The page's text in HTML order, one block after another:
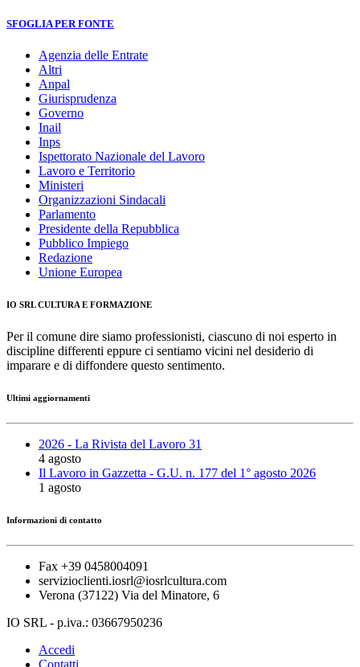
SFOGLIA PER FONTE
Agenzia delle Entrate
Altri
Anpal
Giurisprudenza
Governo
Inail
Inps
Ispettorato Nazionale del Lavoro
Lavoro e Territorio
Ministeri
Organizzazioni Sindacali
Parlamento
Presidente della Repubblica
Pubblico Impiego
Redazione
Unione Europea
IO SRL CULTURA E FORMAZIONE
Per il comune dire siamo professionisti, ciascuno di noi esperto in
discipline differenti eppure ci sentiamo vicini nel desiderio di
imparare e di diffondere questo sentimento.
Ultimi aggiornamenti
2026 - La Rivista del Lavoro 31
4 agosto
Il Lavoro in Gazzetta - G.U. n. 177 del 1° agosto 2026
1 agosto
Informazioni di contatto
Fax +39 0458004091
servizioclienti.iosrl@iosrlcultura.com
Verona (37122) Via del Minatore, 6
IO SRL - p.iva.: 03667950236
Accedi
Contatti